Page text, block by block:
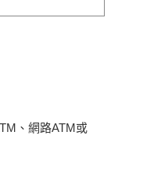
、網路ATM或